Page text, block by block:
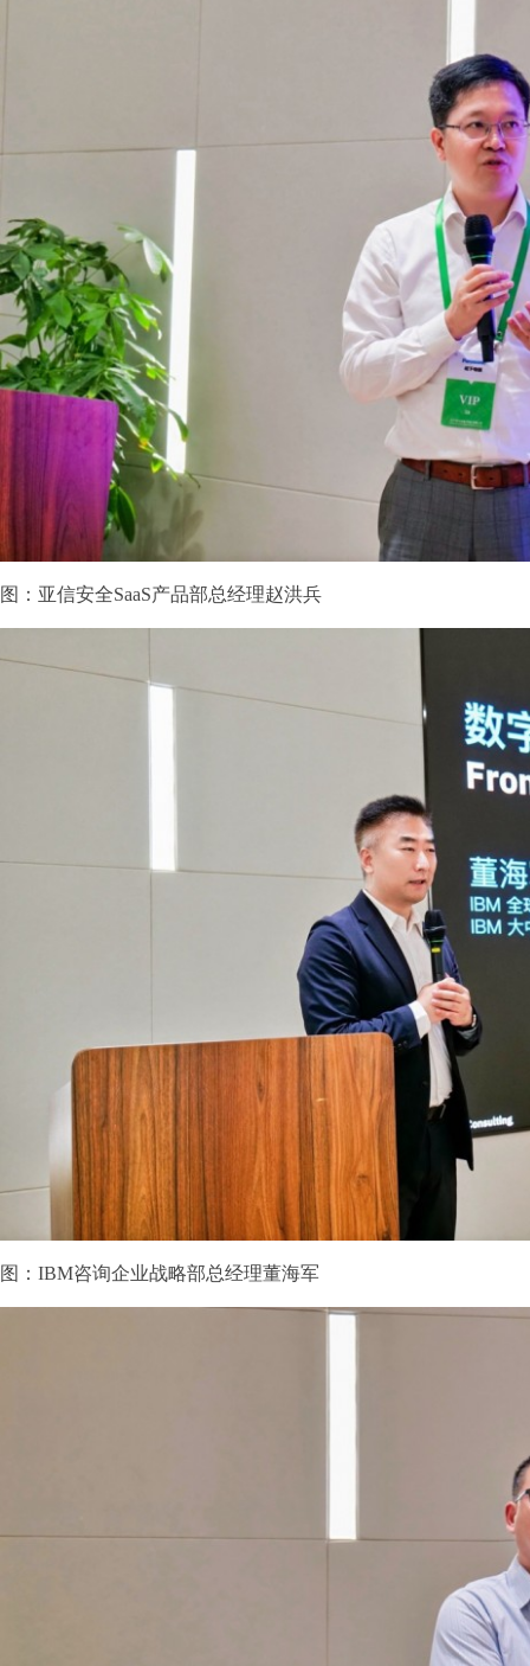
图：亚信安全SaaS产品部总经理赵洪兵
图：IBM咨询企业战略部总经理董海军